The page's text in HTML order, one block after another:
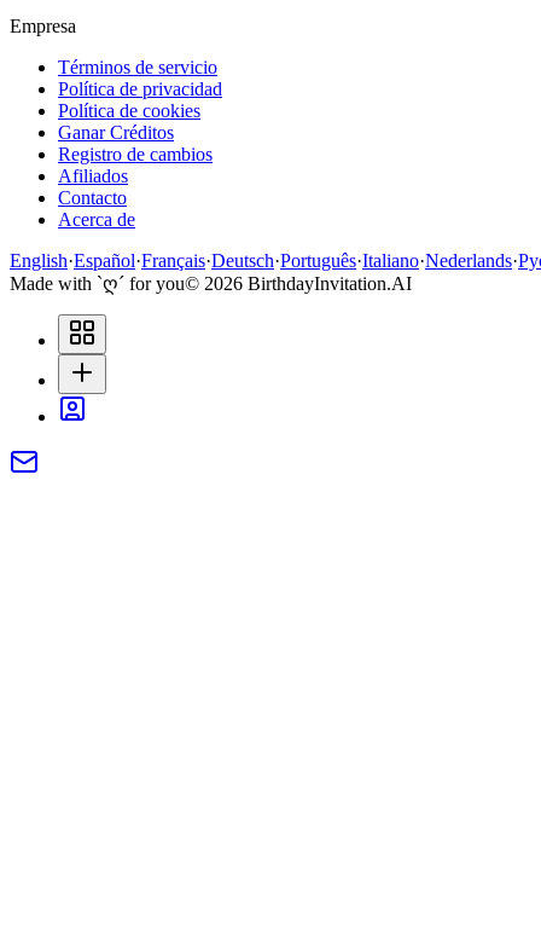
Empresa
Términos de servicio
Política de privacidad
Política de cookies
Ganar Créditos
Registro de cambios
Afiliados
Contacto
Acerca de
English·Español·Français·Deutsch·Português·Italiano·Nederlands·
Made with `ღ´ for you© 2026 BirthdayInvitation.AI